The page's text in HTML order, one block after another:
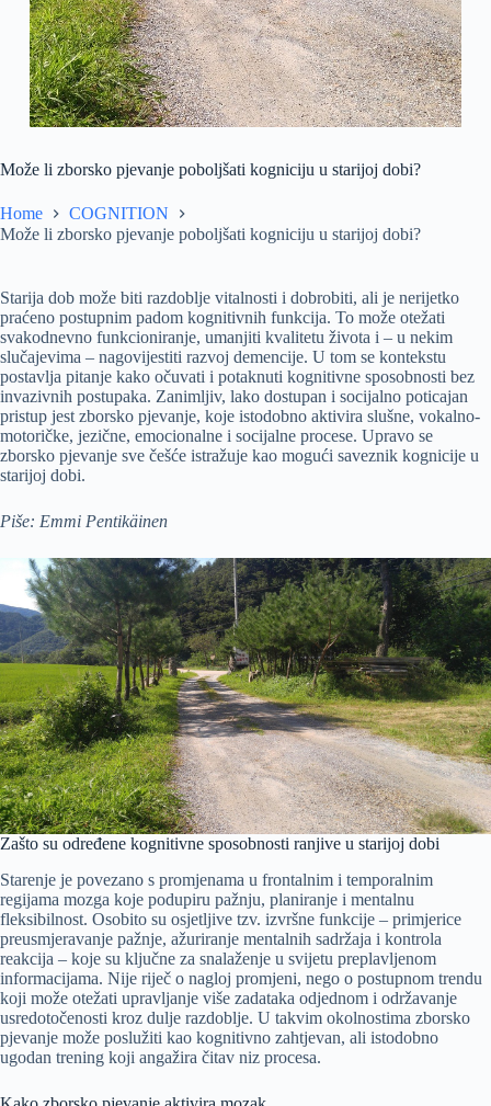
Može li zborsko pjevanje poboljšati kogniciju u starijoj dobi?
Home
COGNITION
Može li zborsko pjevanje poboljšati kogniciju u starijoj dobi?
Starija dob može biti razdoblje vitalnosti i dobrobiti, ali je nerijetko
praćeno postupnim padom kognitivnih funkcija. To može otežati
svakodnevno funkcioniranje, umanjiti kvalitetu života i – u nekim
slučajevima – nagovijestiti razvoj demencije. U tom se kontekstu
postavlja pitanje kako očuvati i potaknuti kognitivne sposobnosti bez
invazivnih postupaka. Zanimljiv, lako dostupan i socijalno poticajan
pristup jest zborsko pjevanje, koje istodobno aktivira slušne, vokalno-
motoričke, jezične, emocionalne i socijalne procese. Upravo se
zborsko pjevanje sve češće istražuje kao mogući saveznik kognicije u
starijoj dobi.
Piše: Emmi Pentikäinen
Zašto su određene kognitivne sposobnosti ranjive u starijoj dobi
Starenje je povezano s promjenama u frontalnim i temporalnim
regijama mozga koje podupiru pažnju, planiranje i mentalnu
fleksibilnost. Osobito su osjetljive tzv. izvršne funkcije – primjerice
preusmjeravanje pažnje, ažuriranje mentalnih sadržaja i kontrola
reakcija – koje su ključne za snalaženje u svijetu preplavljenom
informacijama. Nije riječ o nagloj promjeni, nego o postupnom trendu
koji može otežati upravljanje više zadataka odjednom i održavanje
usredotočenosti kroz dulje razdoblje. U takvim okolnostima zborsko
pjevanje može poslužiti kao kognitivno zahtjevan, ali istodobno
ugodan trening koji angažira čitav niz procesa.